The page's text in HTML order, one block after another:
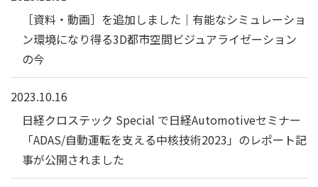
［資料・動画］を追加しました｜有能なシミュレーショ
ン環境になり得る3D都市空間ビジュアライゼーション
の今
2023.10.16
日経クロステック Special で日経Automotiveセミナー
「ADAS/自動運転を支える中核技術2023」のレポート記
事が公開されました